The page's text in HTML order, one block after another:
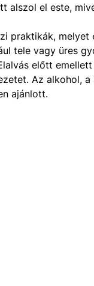
alszol el este,
praktikák,
tele vagy üres
előtt
Az alkohol,
ajánlott.